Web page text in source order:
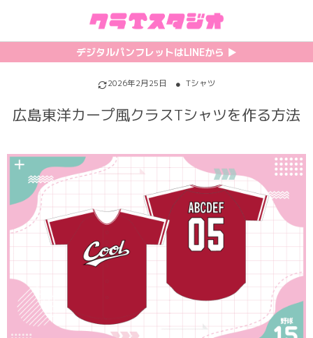
デジタルパンフレットはLINEから ▶︎︎
2026年2月25日 Tシャツ
広島東洋カープ風クラスTシャツを作る方法
初めての方へ
クラスTシャツの注文方法
料金について
お支払い方法について
キャンセル・変更について
無料でLINE相談する
カテゴリ一覧
ホッケーユニフォーム
バスケユニフォーム
ゲーム
グリッター&ラメ
ポロシャツ
特集記事
【最新】流行りの背ネーム特集
【インスタ映え】おすすめクラT集
韓国パロディ人気デザイン特集
おしゃれデザインクラスTシャツ
かわいいクラスTシャツ
おもしろクラスTシャツ
かっこいいクラスTシャツ
プリント
フォントを選ぶ
シルクスクリーンについて
昇華プリントについて
全面プリントクラスTシャツ
DTFプリントについて
SDGsについて